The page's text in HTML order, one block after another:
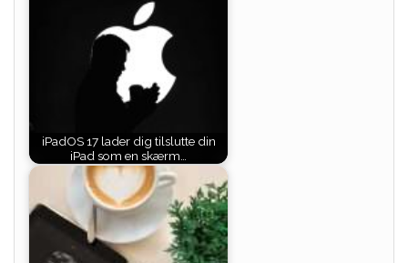
iPadOS 17 lader dig tilslutte din
iPad som en skærm…